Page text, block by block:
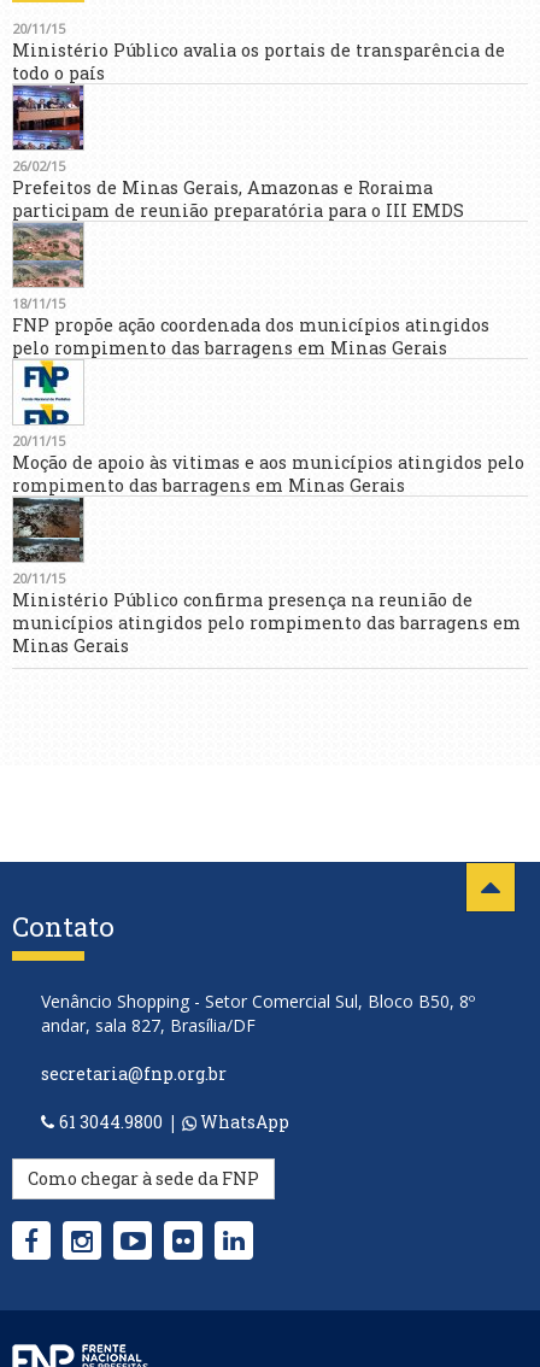
20/11/15
Ministério Público avalia os portais de transparência de
todo o país
26/02/15
Prefeitos de Minas Gerais, Amazonas e Roraima
participam de reunião preparatória para o III EMDS
18/11/15
FNP propõe ação coordenada dos municípios atingidos
pelo rompimento das barragens em Minas Gerais
20/11/15
Moção de apoio às vitimas e aos municípios atingidos pelo
rompimento das barragens em Minas Gerais
20/11/15
Ministério Público confirma presença na reunião de
municípios atingidos pelo rompimento das barragens em
Minas Gerais
Contato
Venâncio Shopping - Setor Comercial Sul, Bloco B50, 8º
andar, sala 827, Brasília/DF
secretaria@fnp.org.br
61 3044.9800 | WhatsApp
Como chegar à sede da FNP